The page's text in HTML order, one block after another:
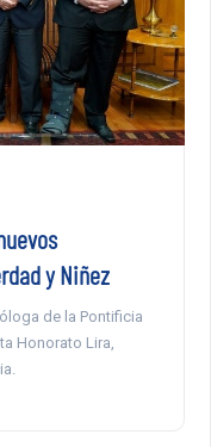
y Niñez
de la Pontificia
Honorato Lira,